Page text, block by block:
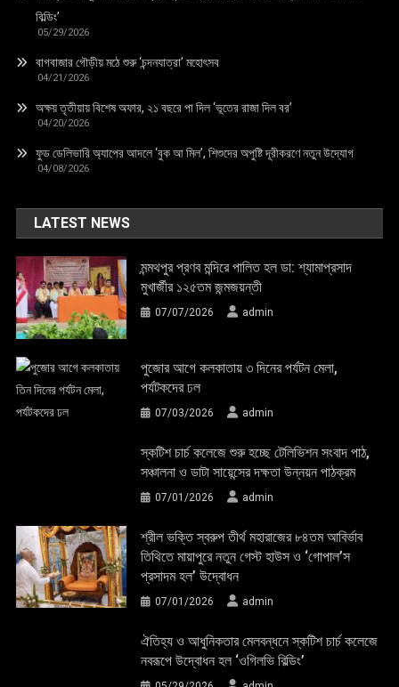
বিল্ডিং’
05/29/2026
বাগবাজার গৌড়ীয় মঠে শুরু ‘চন্দনযাত্রা’ মহোৎসব
04/21/2026
অক্ষয় তৃতীয়ায় বিশেষ অফার, ২১ বছরে পা দিল ‘ভূতের রাজা দিল বর’
04/20/2026
ফুড ডেলিভারি অ্যাপের আদলে ‘বুক আ মিল’, শিশুদের অপুষ্টি দূরীকরণে নতুন উদ্যোগ
04/08/2026
LATEST NEWS
মন্মথপুর প্রণব মন্দিরে পালিত হল ডা: শ্যামাপ্রসাদ
মুখার্জীর ১২৫তম জন্মজয়ন্তী
07/07/2026 admin
পুজোর আগে কলকাতায় ৩ দিনের পর্যটন মেলা,
পর্যটকদের ঢল
07/03/2026 admin
স্কটিশ চার্চ কলেজে শুরু হচ্ছে টেলিভিশন সংবাদ পাঠ,
সঞ্চালনা ও ডাটা সায়েন্সের দক্ষতা উন্নয়ন পাঠক্রম
07/01/2026 admin
শ্রীল ভক্তি স্বরুপ তীর্থ মহারাজের ৮৪তম আবির্ভাব
তিথিতে মায়াপুরে নতুন গেস্ট হাউস ও ‘গোপাল’স
প্রসাদম হল’ উদ্বোধন
07/01/2026 admin
ঐতিহ্য ও আধুনিকতার মেলবন্ধনে স্কটিশ চার্চ কলেজে
নবরূপে উদ্বোধন হল ‘ওগিলভি বিল্ডিং’